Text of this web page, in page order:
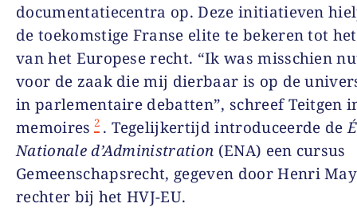
documentatiecentra op. Deze initiatieven
de toekomstige Franse elite te bekeren tot
van het Europese recht. “Ik was misschien
voor de zaak die mij dierbaar is op de
in parlementaire debatten”, schreef Teitgen
memoires 2 . Tegelijkertijd introduceerde de
Nationale d’Administration (ENA) een cursus
Gemeenschapsrecht, gegeven door Henri
rechter bij het HVJ-EU.